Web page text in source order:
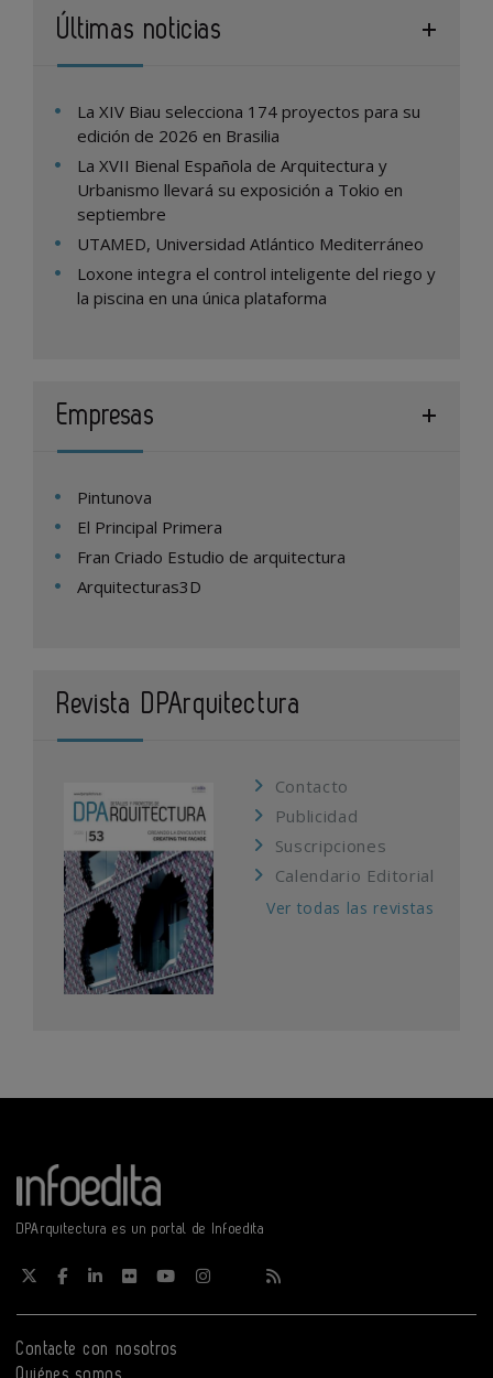
Últimas noticias
La XIV Biau selecciona 174 proyectos para su
edición de 2026 en Brasilia
La XVII Bienal Española de Arquitectura y
Urbanismo llevará su exposición a Tokio en
septiembre
UTAMED, Universidad Atlántico Mediterráneo
Loxone integra el control inteligente del riego y
la piscina en una única plataforma
Empresas
Pintunova
El Principal Primera
Fran Criado Estudio de arquitectura
Arquitecturas3D
Revista DPArquitectura
Contacto
Publicidad
Suscripciones
Calendario Editorial
Ver todas las revistas
DPArquitectura es un portal de Infoedita
Contacte con nosotros